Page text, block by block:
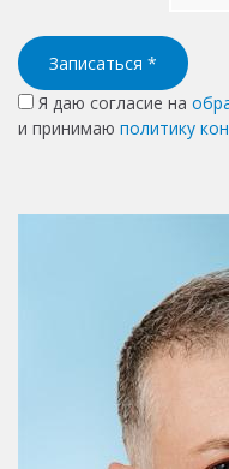
Записаться *
Я даю согласие на
и принимаю политику